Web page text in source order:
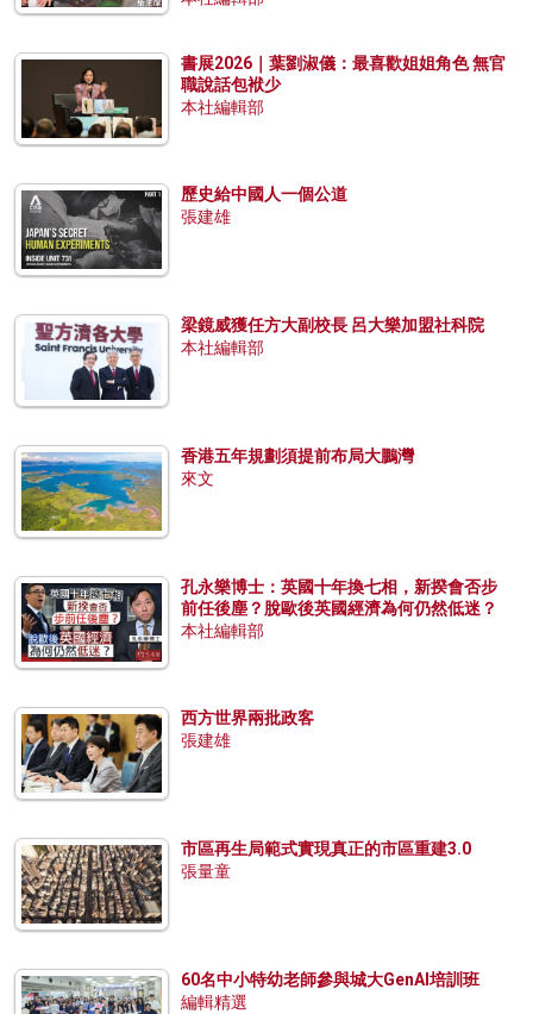
書展2026｜葉劉淑儀：最喜歡姐姐角色 無官
職說話包袱少
本社編輯部
歷史給中國人一個公道
張建雄
梁鏡威獲任方大副校長 呂大樂加盟社科院
本社編輯部
香港五年規劃須提前布局大鵬灣
來文
孔永樂博士：英國十年換七相，新揆會否步
前任後塵？脫歐後英國經濟為何仍然低迷？
本社編輯部
西方世界兩批政客
張建雄
市區再生局範式實現真正的市區重建3.0
張量童
60名中小特幼老師參與城大GenAI培訓班
編輯精選